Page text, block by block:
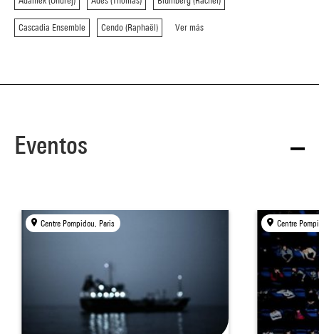
Cascadia Ensemble Cendo (Raphaël) Ver más
Eventos
Centre Pompidou, Paris Centre